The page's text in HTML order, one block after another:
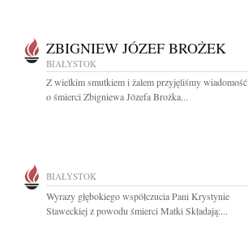
ZBIGNIEW JÓZEF BROŻEK
BIAŁYSTOK
Z wielkim smutkiem i żalem przyjęliśmy wiadomość
o śmierci Zbigniewa Józefa Brożka...
BIAŁYSTOK
Wyrazy głębokiego współczucia Pani Krystynie
Staweckiej z powodu śmierci Matki Składają:...